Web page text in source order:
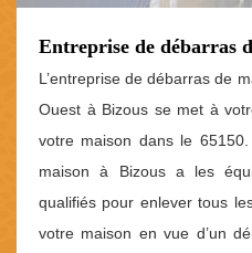
Entreprise de débarras
L’entreprise de débarras de
Ouest à Bizous se met à
votre maison dans le
maison à Bizous a les
qualifiés pour enlever tous
votre maison en vue d’un